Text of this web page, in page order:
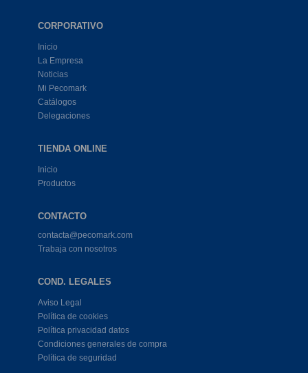
CORPORATIVO
Inicio
La Empresa
Noticias
Mi Pecomark
Catálogos
Delegaciones
TIENDA ONLINE
Inicio
Productos
CONTACTO
contacta@pecomark.com
Trabaja con nosotros
COND. LEGALES
Aviso Legal
Política de cookies
Política privacidad datos
Condiciones generales de compra
Política de seguridad